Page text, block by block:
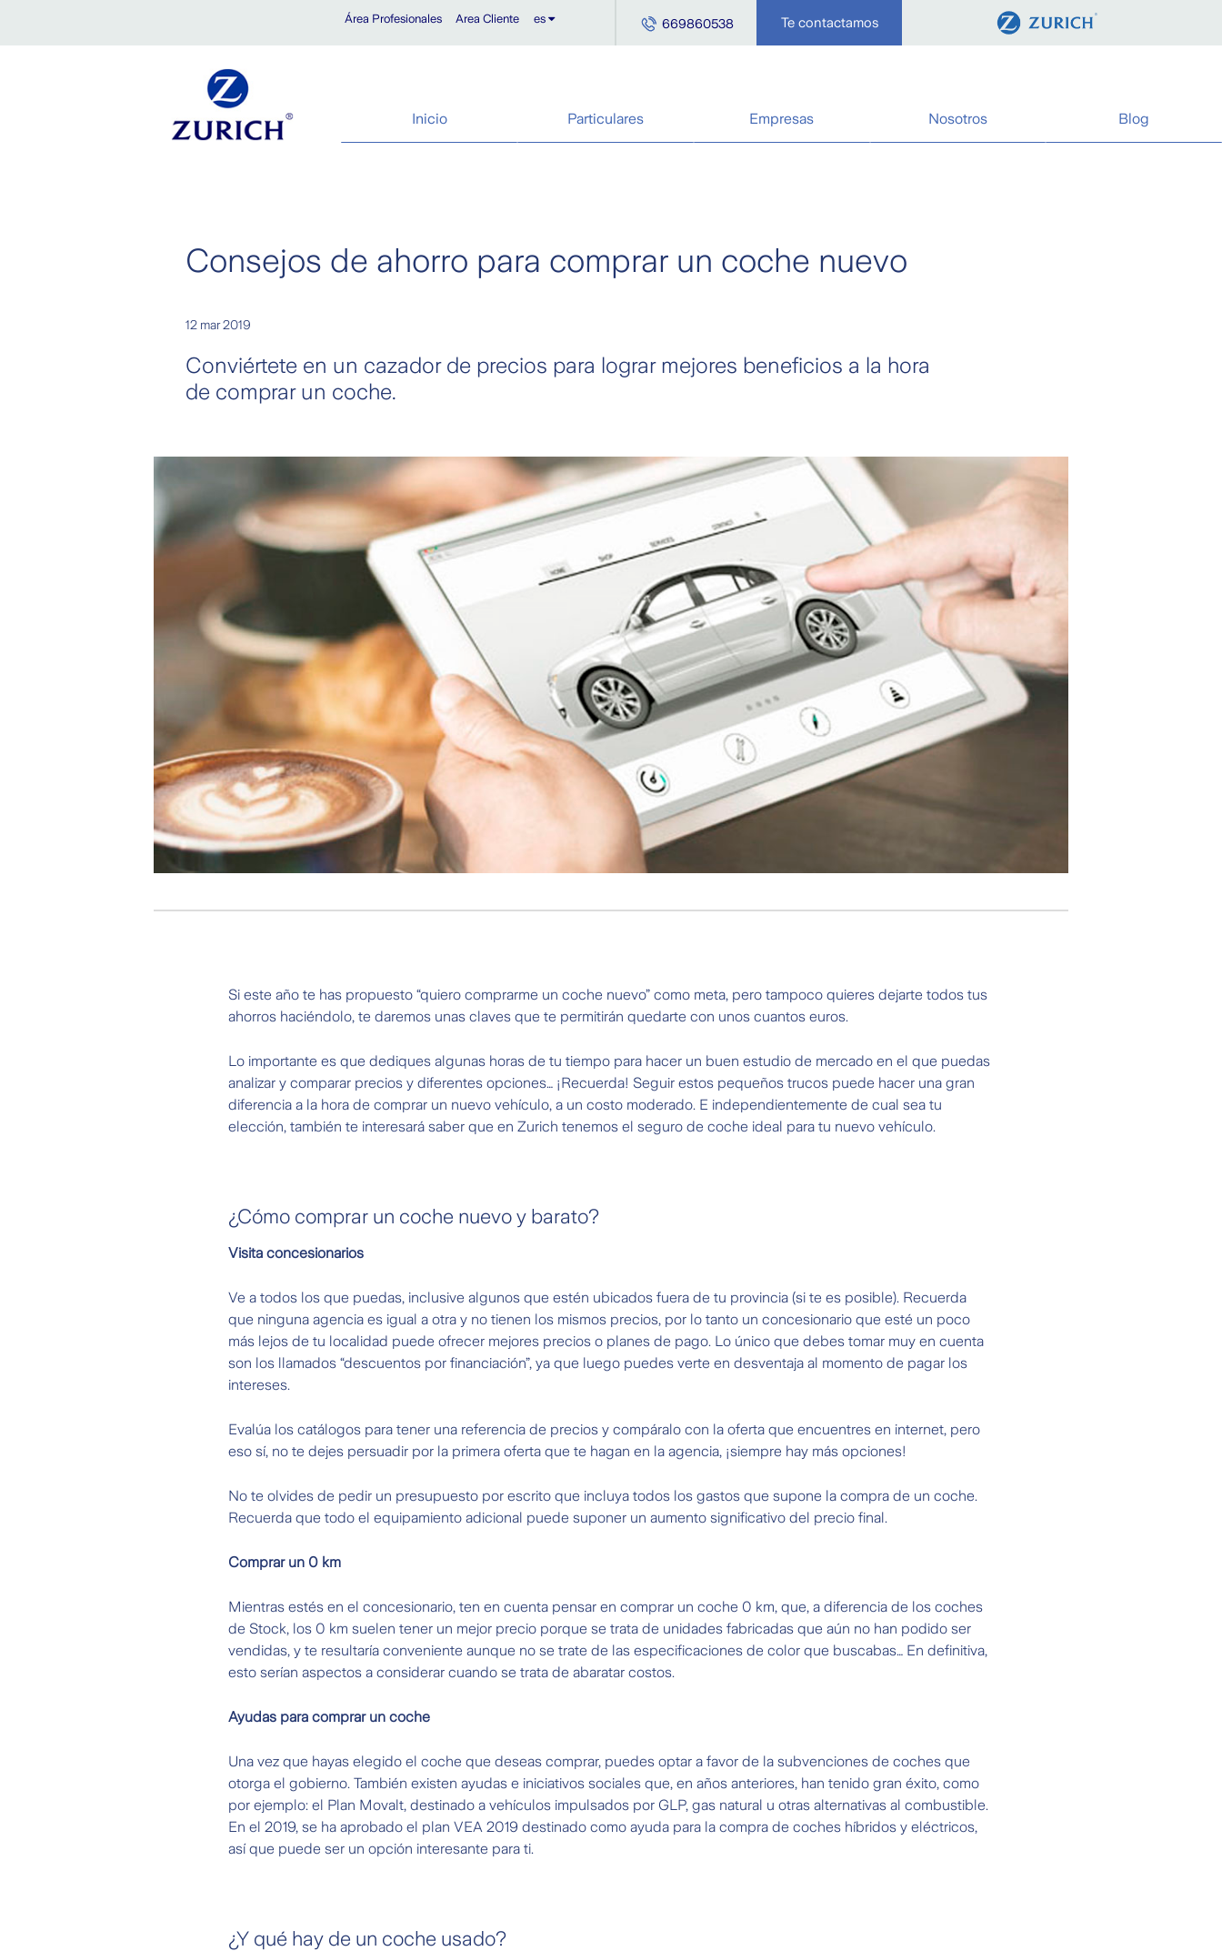
Área Profesionales Area Cliente es 669860538 Te contactamos
Inicio Particulares Empresas Nosotros Blog
Consejos de ahorro para comprar un coche nuevo
12 mar 2019
Conviértete en un cazador de precios para lograr mejores beneficios a la hora
de comprar un coche.
Si este año te has propuesto “quiero comprarme un coche nuevo” como meta, pero tampoco quieres dejarte todos tus
ahorros haciéndolo, te daremos unas claves que te permitirán quedarte con unos cuantos euros.
Lo importante es que dediques algunas horas de tu tiempo para hacer un buen estudio de mercado en el que puedas
analizar y comparar precios y diferentes opciones… ¡Recuerda! Seguir estos pequeños trucos puede hacer una gran
diferencia a la hora de comprar un nuevo vehículo, a un costo moderado. E independientemente de cual sea tu
elección, también te interesará saber que en Zurich tenemos el seguro de coche ideal para tu nuevo vehículo.
¿Cómo comprar un coche nuevo y barato?
Visita concesionarios
Ve a todos los que puedas, inclusive algunos que estén ubicados fuera de tu provincia (si te es posible). Recuerda
que ninguna agencia es igual a otra y no tienen los mismos precios, por lo tanto un concesionario que esté un poco
más lejos de tu localidad puede ofrecer mejores precios o planes de pago. Lo único que debes tomar muy en cuenta
son los llamados “descuentos por financiación”, ya que luego puedes verte en desventaja al momento de pagar los
intereses.
Evalúa los catálogos para tener una referencia de precios y compáralo con la oferta que encuentres en internet, pero
eso sí, no te dejes persuadir por la primera oferta que te hagan en la agencia, ¡siempre hay más opciones!
No te olvides de pedir un presupuesto por escrito que incluya todos los gastos que supone la compra de un coche.
Recuerda que todo el equipamiento adicional puede suponer un aumento significativo del precio final.
Comprar un 0 km
Mientras estés en el concesionario, ten en cuenta pensar en comprar un coche 0 km, que, a diferencia de los coches
de Stock, los 0 km suelen tener un mejor precio porque se trata de unidades fabricadas que aún no han podido ser
vendidas, y te resultaría conveniente aunque no se trate de las especificaciones de color que buscabas… En definitiva,
esto serían aspectos a considerar cuando se trata de abaratar costos.
Ayudas para comprar un coche
Una vez que hayas elegido el coche que deseas comprar, puedes optar a favor de la subvenciones de coches que
otorga el gobierno. También existen ayudas e iniciativos sociales que, en años anteriores, han tenido gran éxito, como
por ejemplo: el Plan Movalt, destinado a vehículos impulsados por GLP, gas natural u otras alternativas al combustible.
En el 2019, se ha aprobado el plan VEA 2019 destinado como ayuda para la compra de coches híbridos y eléctricos,
así que puede ser un opción interesante para ti.
¿Y qué hay de un coche usado?